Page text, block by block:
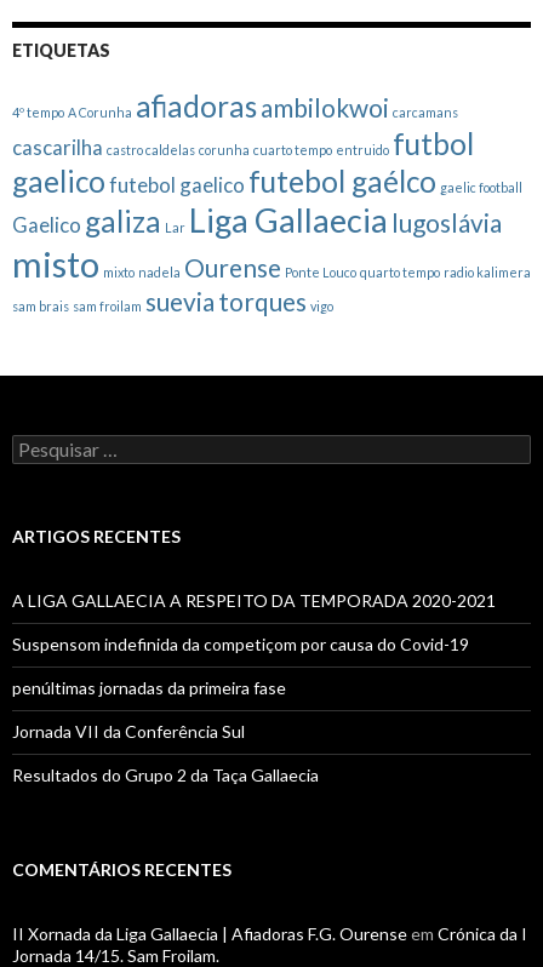
ETIQUETAS
4º tempo A Corunha afiadorasambilokwoi carcamans
cascarilha castro caldelas corunha cuarto tempo entruido futbol
gaelicofutebol gaelico futebol gaélco gaelic football
Gaelico galiza Lar Liga Gallaecia lugoslávia
misto mixto nadela Ourense Ponte Louco quarto tempo radio kalimera
sam brais sam froilam suevia torques vigo
Pesquisar
por:
ARTIGOS RECENTES
A LIGA GALLAECIA A RESPEITO DA TEMPORADA 2020-2021
Suspensom indefinida da competiçom por causa do Covid-19
penúltimas jornadas da primeira fase
Jornada VII da Conferência Sul
Resultados do Grupo 2 da Taça Gallaecia
COMENTÁRIOS RECENTES
II Xornada da Liga Gallaecia | Afiadoras F.G. Ourenseem Crónica da I
Jornada 14/15. Sam Froilam.